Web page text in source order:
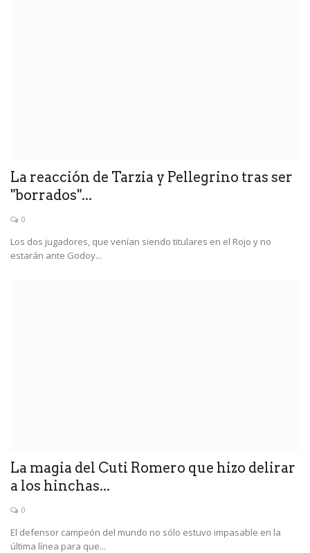
La reacción de Tarzia y Pellegrino tras ser
"borrados"...
0
Los dos jugadores, que venían siendo titulares en el Rojo y no
estarán ante Godoy...
La magia del Cuti Romero que hizo delirar
a los hinchas...
0
El defensor campeón del mundo no sólo estuvo impasable en la
última línea para que...